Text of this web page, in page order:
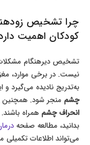
چرا تشخیص
کودکان اهمیت
تشخیص دیرهنگام
نیست. در برخی موارد،
به‌تدریج نادیده می‌گیرد
چشم منجر شود. همچنین
انحراف چشم همراه
بدانید، مطالعه صفحه
می‌تواند اطلاعات تکمیلی